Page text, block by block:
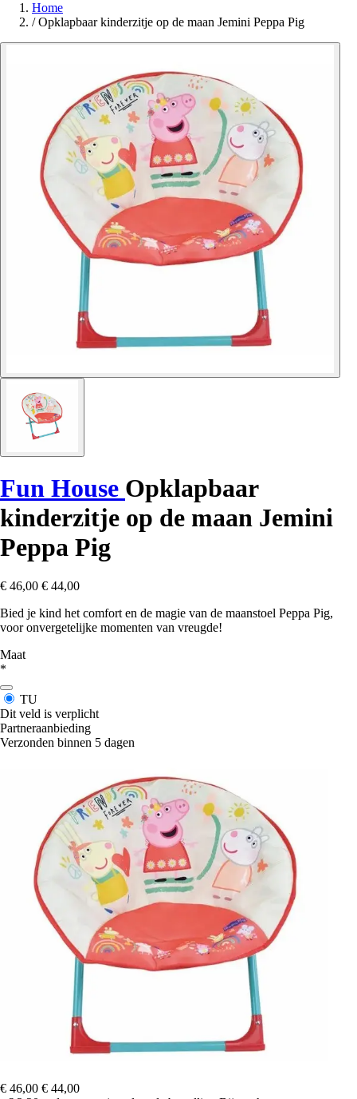
Home
/ Opklapbaar kinderzitje op de maan Jemini Peppa Pig
Fun House Opklapbaar
kinderzitje op de maan Jemini
Peppa Pig
€ 46,00 € 44,00
Bied je kind het comfort en de magie van de maanstoel Peppa Pig,
voor onvergetelijke momenten van vreugde!
Maat
*
TU
Dit veld is verplicht
Partneraanbieding
Verzonden binnen 5 dagen
€ 46,00 € 44,00